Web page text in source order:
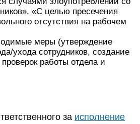
«С целью пресечения
отсутствия на рабочем
меры (утверждение
ухода сотрудников, создание
работы отдела и
за исполнение